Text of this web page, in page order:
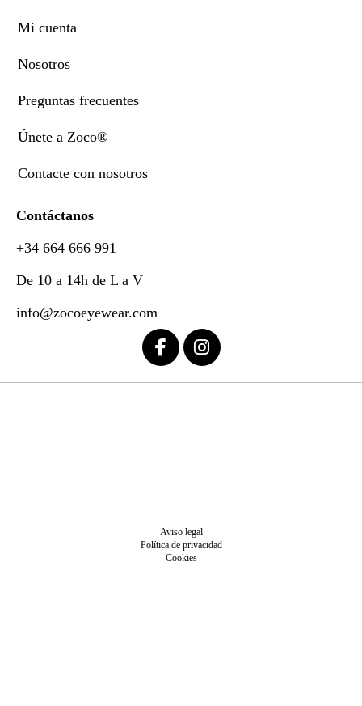
Mi cuenta
Nosotros
Preguntas frecuentes
Únete a Zoco®
Contacte con nosotros
Contáctanos
+34 664 666 991
De 10 a 14h de L a V
info@zocoeyewear.com
Aviso legal
Política de privacidad
Cookies